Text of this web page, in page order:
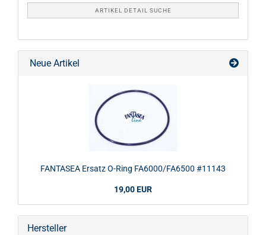
ARTIKEL DETAIL SUCHE
Neue Artikel
FANTASEA Ersatz O-Ring FA6000/FA6500 #11143
19,00 EUR
Hersteller